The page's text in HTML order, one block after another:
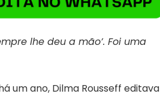
lhe deu a mão’. Foi uma
um ano, Dilma Rousseff editava